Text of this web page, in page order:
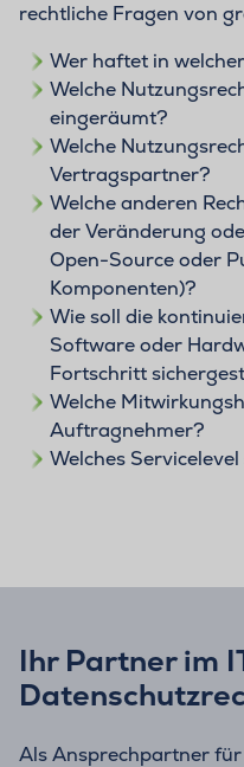
rechtliche Fragen von
Wer haftet in
Welche
eingeräumt?
Welche
Vertragspartner?
Welche anderen
der Veränderung
Open-Source oder
Komponenten)?
Wie soll die
Software oder
Fortschritt
Welche
Auftragnehmer?
Welches
Ihr Partner im
Als Ansprechpartner